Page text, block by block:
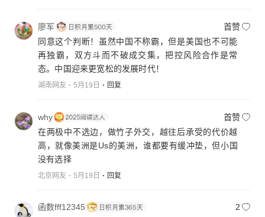
廖军
首赞
同意这个判断！虽然中国不称霸，但是美国也不可能
再独霸，双方斗而不破成交集，把控风险合作是常
态。中国迎来更宽松的发展时代！
湖南网友 5月19日 回复
why
首赞
在两极中不选边，做竹子外交，越往后承受的代价越
高，就像美洲是Us的美洲，谁都要有缓冲垫，但小国
没有选择
北京网友 5月19日 回复
函数fff12345
2